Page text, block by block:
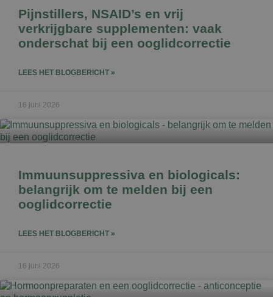
Pijnstillers, NSAID’s en vrij
verkrijgbare supplementen: vaak
onderschat bij een ooglidcorrectie
LEES HET BLOGBERICHT »
16 juni 2026
Immuunsuppressiva en biologicals:
belangrijk om te melden bij een
ooglidcorrectie
LEES HET BLOGBERICHT »
16 juni 2026